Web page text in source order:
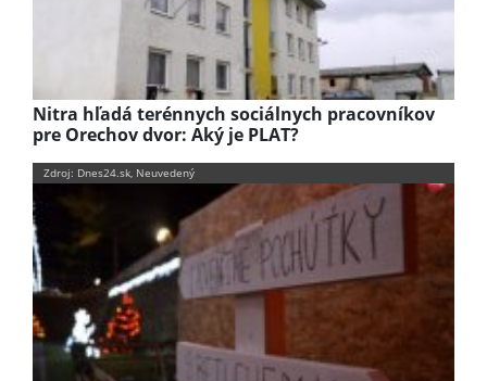
Nitra hľadá terénnych sociálnych pracovníkov
pre Orechov dvor: Aký je PLAT?
Zdroj: Dnes24.sk, Neuvedený